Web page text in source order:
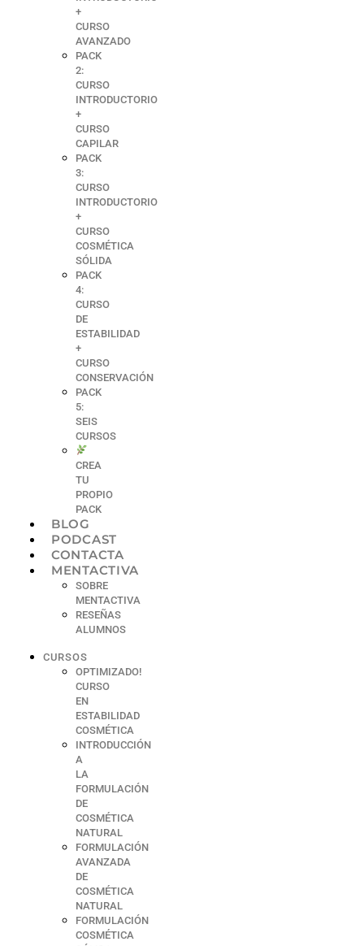
+
CURSO
AVANZADO
PACK
2:
CURSO
INTRODUCTORIO
+
CURSO
CAPILAR
PACK
3:
CURSO
INTRODUCTORIO
+
CURSO
COSMÉTICA
SÓLIDA
PACK
4:
CURSO
DE
ESTABILIDAD
+
CURSO
CONSERVACIÓN
PACK
5:
SEIS
CURSOS
CREA
TU
PROPIO
PACK
BLOG
PODCAST
CONTACTA
MENTACTIVA
SOBRE
MENTACTIVA
RESEÑAS
ALUMNOS
CURSOS
OPTIMIZADO!
CURSO
EN
ESTABILIDAD
COSMÉTICA
INTRODUCCIÓN
A
LA
FORMULACIÓN
DE
COSMÉTICA
NATURAL
FORMULACIÓN
AVANZADA
DE
COSMÉTICA
NATURAL
FORMULACIÓN
COSMÉTICA